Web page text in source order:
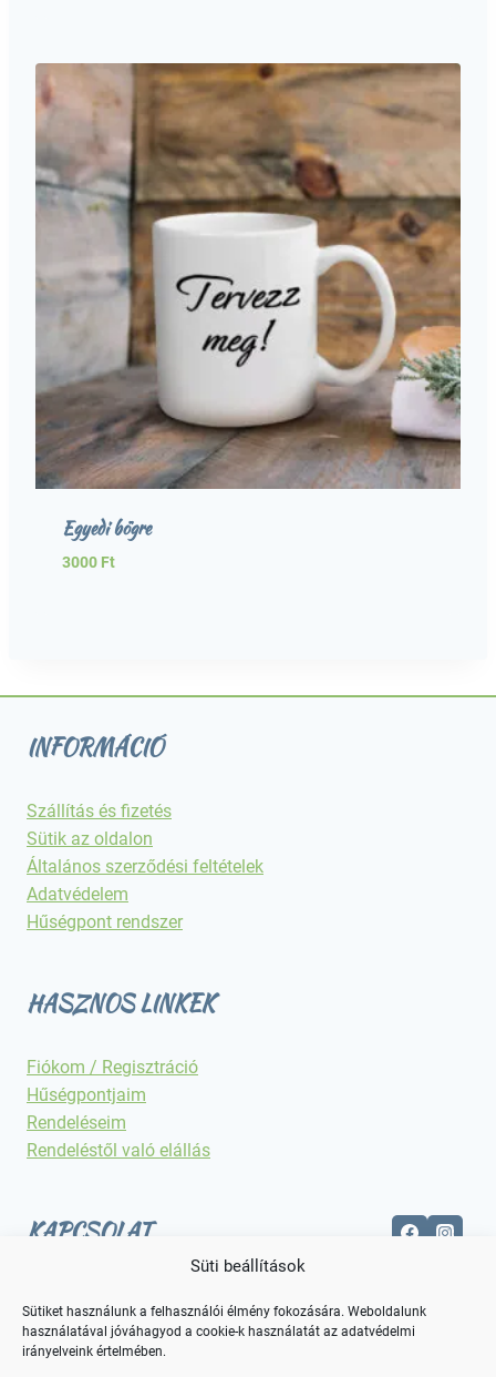
Süti beállítások
Sütiket használunk a felhasználói élmény fokozására. Weboldalunk
használatával jóváhagyod a cookie-k használatát az adatvédelmi
irányelveink értelmében.
Egyedi bögre
3000 Ft
INFORMÁCIÓ
Szállítás és fizetés
Sütik az oldalon
Általános szerződési feltételek
Adatvédelem
Hűségpont rendszer
HASZNOS LINKEK
Fiókom / Regisztráció
Hűségpontjaim
Rendeléseim
Rendeléstől való elállás
KAPCSOLAT